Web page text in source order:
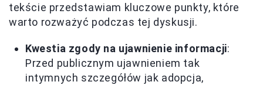
tekście przedstawiam kluczowe punkty, które
warto rozważyć podczas tej dyskusji.
Kwestia zgody na ujawnienie informacji:
Przed publicznym ujawnieniem tak
intymnych szczegółów jak adopcja,